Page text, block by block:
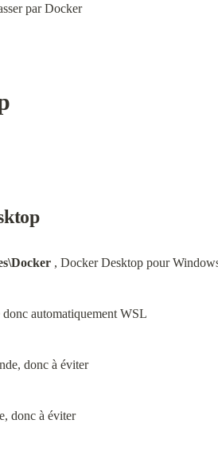
par Docker
, Docker Desktop pour
automatiquement WSL
donc à éviter